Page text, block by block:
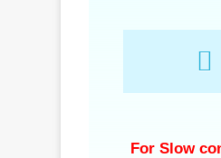
For Slow